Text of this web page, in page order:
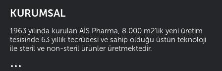
KURUMSAL
1963 yılında kurulan AİS Pharma, 8.000 m2’lik yeni üretim
tesisinde 63 yıllık tecrübesi ve sahip olduğu üstün teknoloji
ile steril ve non-steril ürünler üretmektedir.
...